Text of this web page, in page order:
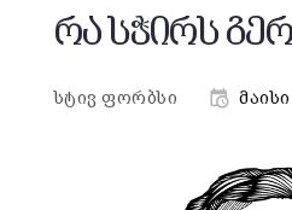
რა სჭირს
სტივ ფორბსი